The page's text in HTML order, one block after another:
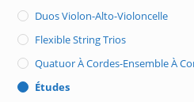
Duos Violon-Alto-Violoncelle
Flexible String Trios
Quatuor À Cordes-Ensemble À
Études